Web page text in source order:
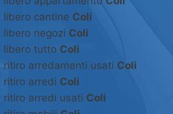
libero cantine Coli
libero negozi Coli
libero tutto Coli
ritiro arredamenti usati Coli
ritiro arredi Coli
ritiro arredi usati Coli